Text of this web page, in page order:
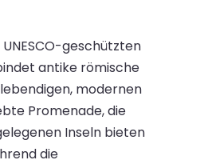
geschützten
antike römische
modernen
Promenade, die
Inseln bieten
die